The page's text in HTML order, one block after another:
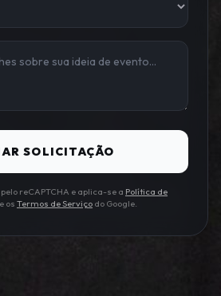
SOLICITAÇÃO
reCAPTCHA e aplica-se a Política de
e os Termos de Serviço do Google.